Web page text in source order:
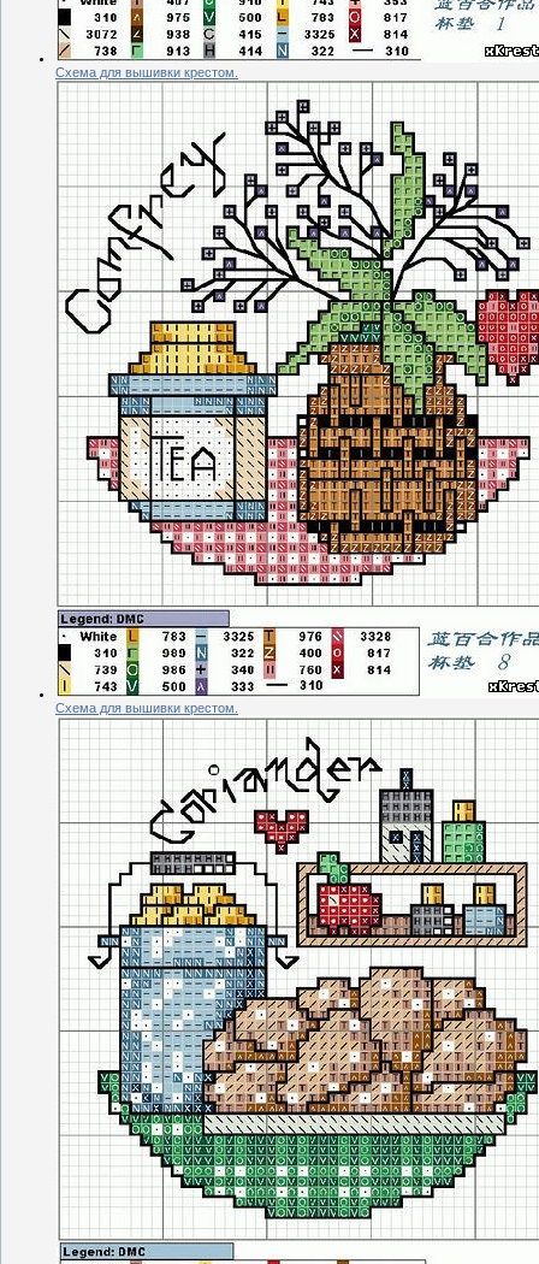
Схема для вышивки крестом.
Схема для вышивки крестом.